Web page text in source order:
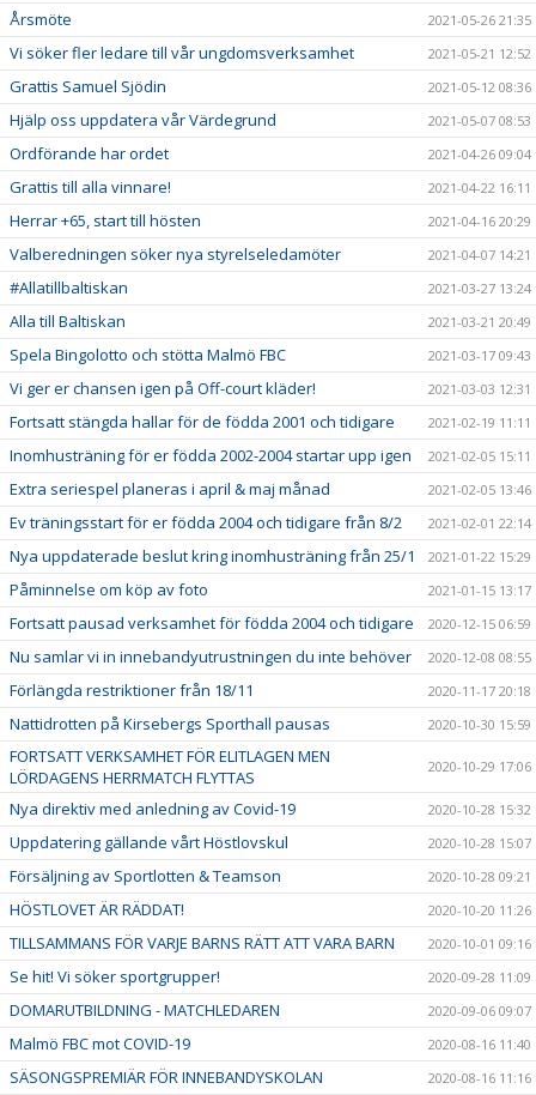
Årsmöte 2021-05-26 21:35
Vi söker fler ledare till vår ungdomsverksamhet 2021-05-21 12:52
Grattis Samuel Sjödin 2021-05-12 08:36
Hjälp oss uppdatera vår Värdegrund 2021-05-07 08:53
Ordförande har ordet 2021-04-26 09:04
Grattis till alla vinnare! 2021-04-22 16:11
Herrar +65, start till hösten 2021-04-16 20:29
Valberedningen söker nya styrelseledamöter 2021-04-07 14:21
#Allatillbaltiskan 2021-03-27 13:24
Alla till Baltiskan 2021-03-21 20:49
Spela Bingolotto och stötta Malmö FBC 2021-03-17 09:43
Vi ger er chansen igen på Off-court kläder! 2021-03-03 12:31
Fortsatt stängda hallar för de födda 2001 och tidigare 2021-02-19 11:11
Inomhusträning för er födda 2002-2004 startar upp igen 2021-02-05 15:11
Extra seriespel planeras i april & maj månad 2021-02-05 13:46
Ev träningsstart för er födda 2004 och tidigare från 8/2 2021-02-01 22:14
Nya uppdaterade beslut kring inomhusträning från 25/1 2021-01-22 15:29
Påminnelse om köp av foto 2021-01-15 13:17
Fortsatt pausad verksamhet för födda 2004 och tidigare 2020-12-15 06:59
Nu samlar vi in innebandyutrustningen du inte behöver 2020-12-08 08:55
Förlängda restriktioner från 18/11 2020-11-17 20:18
Nattidrotten på Kirsebergs Sporthall pausas 2020-10-30 15:59
FORTSATT VERKSAMHET FÖR ELITLAGEN MEN
LÖRDAGENS HERRMATCH FLYTTAS
2020-10-29 17:06
Nya direktiv med anledning av Covid-19 2020-10-28 15:32
Uppdatering gällande vårt Höstlovskul 2020-10-28 15:07
Försäljning av Sportlotten & Teamson 2020-10-28 09:21
HÖSTLOVET ÄR RÄDDAT! 2020-10-20 11:26
TILLSAMMANS FÖR VARJE BARNS RÄTT ATT VARA BARN 2020-10-01 09:16
Se hit! Vi söker sportgrupper! 2020-09-28 11:09
DOMARUTBILDNING - MATCHLEDAREN 2020-09-06 09:07
Malmö FBC mot COVID-19 2020-08-16 11:40
SÄSONGSPREMIÄR FÖR INNEBANDYSKOLAN 2020-08-16 11:16